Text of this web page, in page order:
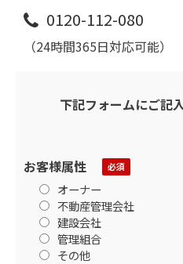
0120-112-080
（24時間365日対応可能）
下記フォームにご記
お客様属性
オーナー
不動産管理会社
建設会社
管理組合
その他